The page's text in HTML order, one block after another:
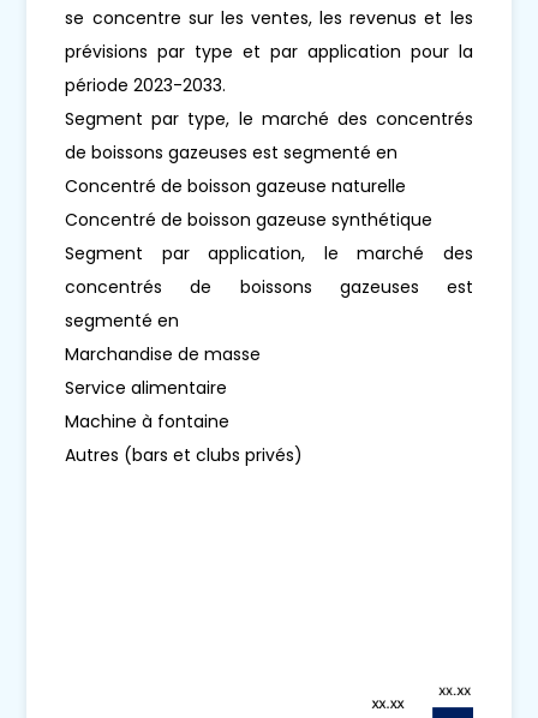
se concentre sur les ventes, les revenus et les
prévisions par type et par application pour la
période 2023-2033.
Segment par type, le marché des concentrés
de boissons gazeuses est segmenté en
Concentré de boisson gazeuse naturelle
Concentré de boisson gazeuse synthétique
Segment par application, le marché des
concentrés de boissons gazeuses est
segmenté en
Marchandise de masse
Service alimentaire
Machine à fontaine
Autres (bars et clubs privés)